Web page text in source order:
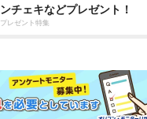
ンチェキなどプレゼント！
プレゼント特集